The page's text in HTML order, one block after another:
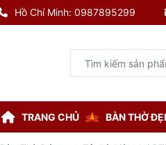
TRANG CHỦ BÀN THỜ
Hồ Chí Minh: 0987895299